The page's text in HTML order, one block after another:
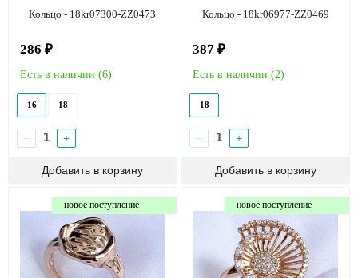
Кольцо - 18kr07300-ZZ0473
286 ₽
Есть в наличии (6)
16 18
− +
Кольцо - 18kr06977-ZZ0469
387 ₽
Есть в наличии (2)
18
− +
новое поступление новое поступление